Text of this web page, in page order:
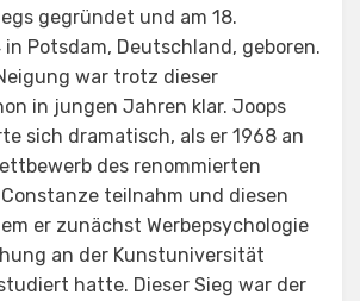
gegründet und am 18.
in Potsdam, Deutschland, geboren.
war trotz dieser
in jungen Jahren klar. Joops
sich dramatisch, als er 1968 an
des renommierten
teilnahm und diesen
er zunächst Werbepsychologie
an der Kunstuniversität
hatte. Dieser Sieg war der